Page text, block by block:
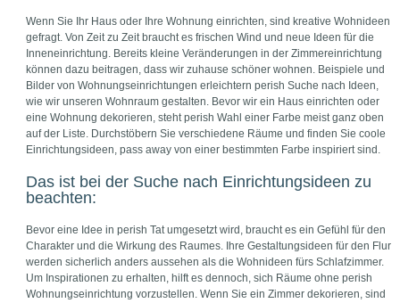
Wenn Sie Ihr Haus oder Ihre Wohnung einrichten, sind kreative Wohnideen
gefragt. Von Zeit zu Zeit braucht es frischen Wind und neue Ideen für die
Inneneinrichtung. Bereits kleine Veränderungen in der Zimmereinrichtung
können dazu beitragen, dass wir zuhause schöner wohnen. Beispiele und
Bilder von Wohnungseinrichtungen erleichtern perish Suche nach Ideen,
wie wir unseren Wohnraum gestalten. Bevor wir ein Haus einrichten oder
eine Wohnung dekorieren, steht perish Wahl einer Farbe meist ganz oben
auf der Liste. Durchstöbern Sie verschiedene Räume und finden Sie coole
Einrichtungsideen, pass away von einer bestimmten Farbe inspiriert sind.
Das ist bei der Suche nach Einrichtungsideen zu
beachten:
Bevor eine Idee in perish Tat umgesetzt wird, braucht es ein Gefühl für den
Charakter und die Wirkung des Raumes. Ihre Gestaltungsideen für den Flur
werden sicherlich anders aussehen als die Wohnideen fürs Schlafzimmer.
Um Inspirationen zu erhalten, hilft es dennoch, sich Räume ohne perish
Wohnungseinrichtung vorzustellen. Wenn Sie ein Zimmer dekorieren, sind